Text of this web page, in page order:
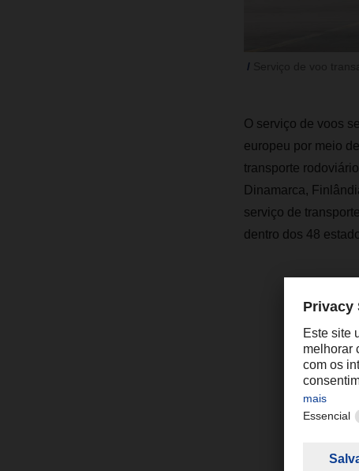
O serviço de voos
europeu por meio
transporte
Dinamarca,
serviço de
dentro dos 48